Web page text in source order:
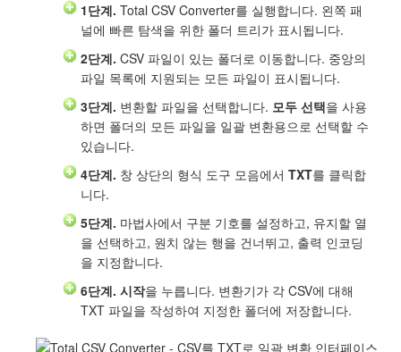
1단계. Total CSV Converter를 실행합니다. 왼쪽 패
널에 빠른 탐색을 위한 폴더 트리가 표시됩니다.
2단계. CSV 파일이 있는 폴더로 이동합니다. 중앙의
파일 목록에 지원되는 모든 파일이 표시됩니다.
3단계. 변환할 파일을 선택합니다. 모두 선택을 사용
하면 폴더의 모든 파일을 일괄 변환용으로 선택할 수
있습니다.
4단계. 창 상단의 형식 도구 모음에서 TXT를 클릭합
니다.
5단계. 마법사에서 구분 기호를 설정하고, 유지할 열
을 선택하고, 원치 않는 행을 건너뛰고, 출력 인코딩
을 지정합니다.
6단계. 시작을 누릅니다. 변환기가 각 CSV에 대해
TXT 파일을 작성하여 지정한 폴더에 저장합니다.